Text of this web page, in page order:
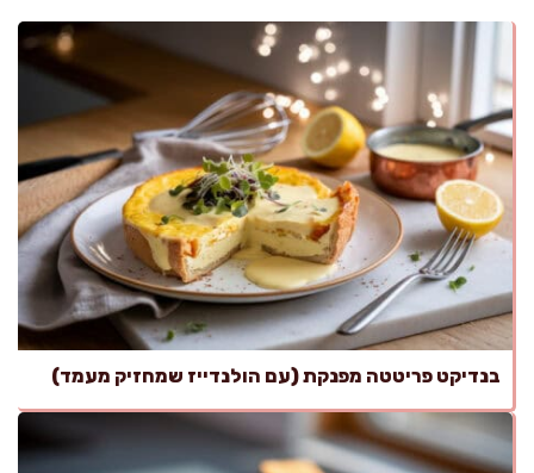
בנדיקט פריטטה מפנקת (עם הולנדייז שמחזיק מעמד)